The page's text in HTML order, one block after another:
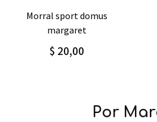
Agregar Detalle
morral sport domus
margaret
$ 20,00
Por